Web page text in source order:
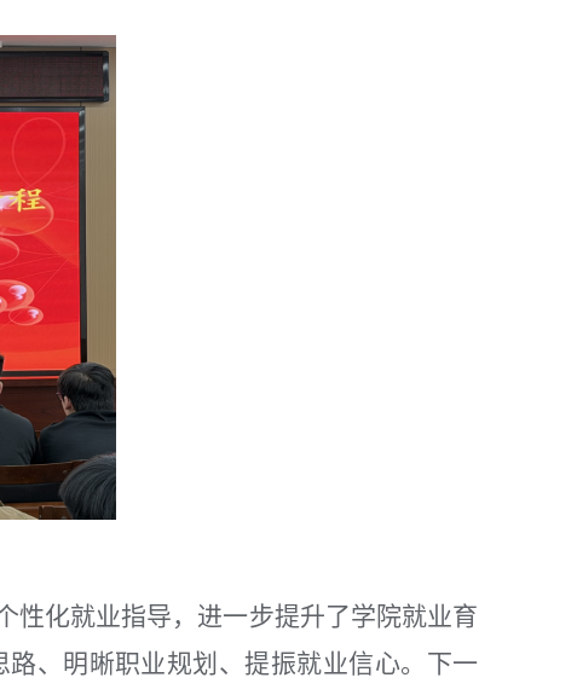
性化就业指导，进一步提升了学院就业育
路、明晰职业规划、提振就业信心。下一